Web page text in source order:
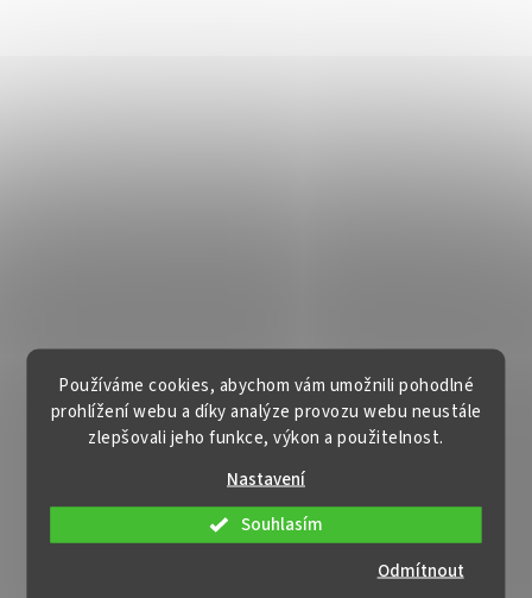
Používáme cookies, abychom vám umožnili pohodlné
prohlížení webu a díky analýze provozu webu neustále
zlepšovali jeho funkce, výkon a použitelnost.
Nastavení
Odmítnout
Souhlasím